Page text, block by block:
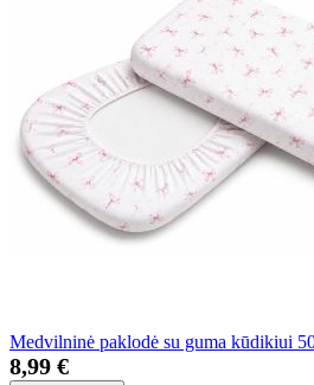
Medvilninė paklodė su guma kūdikiui
8,99 €